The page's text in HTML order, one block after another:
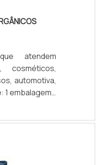
atendem
cosméticos,
automotiva,
1 embalagem -
são
da mais
em sistema